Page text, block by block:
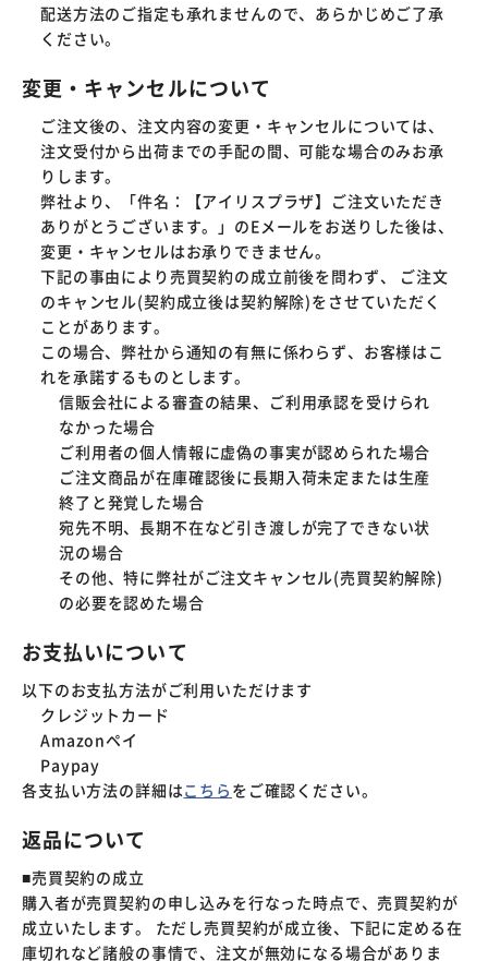
配送方法のご指定も承れませんので、あらかじめご了承
ください。
変更・キャンセルについて
ご注文後の、注文内容の変更・キャンセルについては、
注文受付から出荷までの手配の間、可能な場合のみお承
りします。
弊社より、「件名：【アイリスプラザ】ご注文いただき
ありがとうございます。」のEメールをお送りした後は、
変更・キャンセルはお承りできません。
下記の事由により売買契約の成立前後を問わず、 ご注文
のキャンセル(契約成立後は契約解除)をさせていただく
ことがあります。
この場合、弊社から通知の有無に係わらず、お客様はこ
れを承諾するものとします。
信販会社による審査の結果、ご利用承認を受けられ
なかった場合
ご利用者の個人情報に虚偽の事実が認められた場合
ご注文商品が在庫確認後に長期入荷未定または生産
終了と発覚した場合
宛先不明、長期不在など引き渡しが完了できない状
況の場合
その他、特に弊社がご注文キャンセル(売買契約解除)
の必要を認めた場合
お支払いについて
以下のお支払方法がご利用いただけます
クレジットカード
Amazonペイ
Paypay
各支払い方法の詳細はこちら をご確認ください。
返品について
■売買契約の成立
購入者が売買契約の申し込みを行なった時点で、売買契約が
成立いたします。 ただし売買契約が成立後、下記に定める在
庫切れなど諸般の事情で、注文が無効になる場合がありま